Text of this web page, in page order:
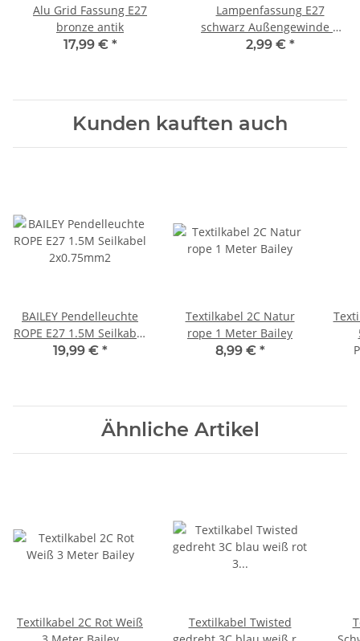
Alu Grid Fassung E27
bronze antik
17,99 € *
Lampenfassung E27
schwarz Außengewinde +
Ring
2,99 € *
Kunden kauften auch
BAILEY Pendelleuchte
ROPE E27 1.5M Seilkabel
2x0.75mm2
19,99 € *
Textilkabel 2C Natur
rope 1 Meter Bailey
8,99 € *
Ähnliche Artikel
Textilkabel 2C Rot Weiß
Textilkabel Twisted